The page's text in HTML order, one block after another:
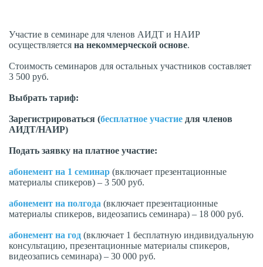
Участие в семинаре для членов АИДТ и НАИР
осуществляется на некоммерческой основе.
Стоимость семинаров для остальных участников составляет
3 500 руб.
Выбрать тариф:
Зарегистрироваться (бесплатное участие для членов
АИДТ/НАИР)
Подать заявку на платное участие:
абонемент на 1 семинар (включает презентационные
материалы спикеров) – 3 500 руб.
абонемент на полгода (включает презентационные
материалы спикеров, видеозапись семинара) – 18 000 руб.
абонемент на год (включает 1 бесплатную индивидуальную
консультацию, презентационные материалы спикеров,
видеозапись семинара) – 30 000 руб.